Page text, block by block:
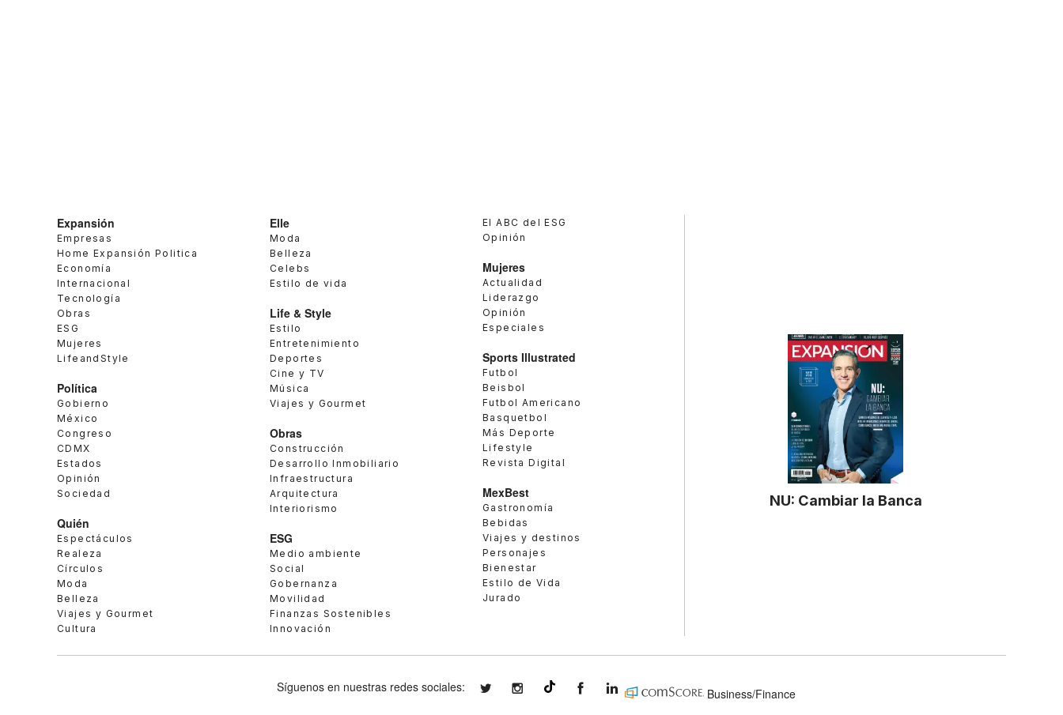
Expansión
Empresas
Home Expansión Politica
Economía
Internacional
Tecnología
Obras
ESG
Mujeres
LifeandStyle
Política
Gobierno
México
Congreso
CDMX
Estados
Opinión
Sociedad
Quién
Espectáculos
Realeza
Círculos
Moda
Belleza
Viajes y Gourmet
Cultura
Elle
Moda
Belleza
Celebs
Estilo de vida
Life & Style
Estilo
Entretenimiento
Deportes
Cine y TV
Música
Viajes y Gourmet
Obras
Construcción
Desarrollo Inmobiliario
Infraestructura
Arquitectura
Interiorismo
ESG
Medio ambiente
Social
Gobernanza
Movilidad
Finanzas Sostenibles
Innovación
El ABC del ESG
Opinión
Mujeres
Actualidad
Liderazgo
Opinión
Especiales
Sports Illustrated
Futbol
Beisbol
Futbol Americano
Basquetbol
Más Deporte
Lifestyle
Revista Digital
MexBest
Gastronomía
Bebidas
Viajes y destinos
Personajes
Bienestar
Estilo de Vida
Jurado
NU: Cambiar la Banca
Síguenos en nuestras redes sociales: expansionmxexpansionmx ExpansionMex
expansion
Business/Finance